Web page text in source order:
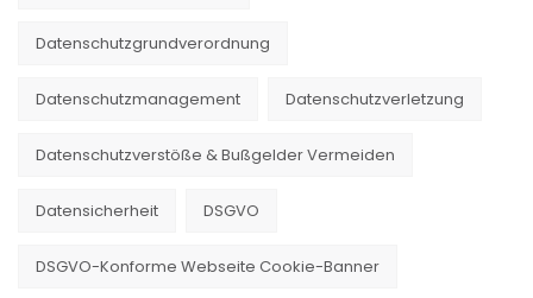
Datenschutzgrundverordnung
Datenschutzmanagement Datenschutzverletzung
Datenschutzverstöße & Bußgelder Vermeiden
Datensicherheit DSGVO
DSGVO-Konforme Webseite Cookie-Banner